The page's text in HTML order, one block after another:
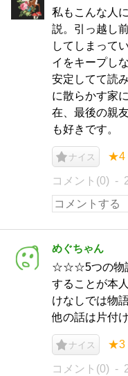
私もこんな人
説。引っ越し
してしまって
イをキープし
安定してて読
に散らかす家
在、最後の親
も好きです。
ナイス ★4
コメント(0)
めぐちゃん
☆☆☆5つの物
することが本
けなしでは物
他の話は片付
ナイス ★3
コメント(0)